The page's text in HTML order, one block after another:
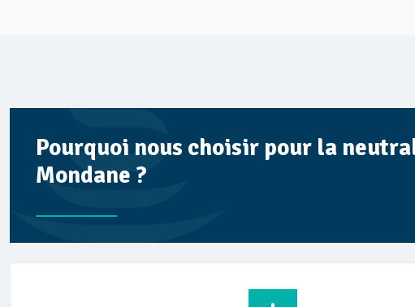
Pourquoi nous choisir pour la
Mondane ?